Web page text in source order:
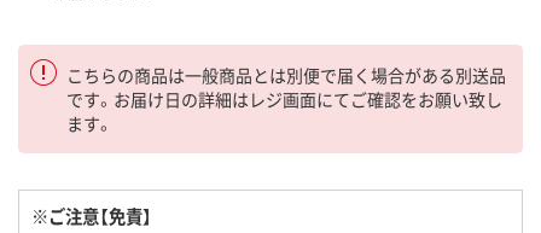
こちらの商品は一般商品とは別便で届く場合がある別送品
です。お届け日の詳細はレジ画面にてご確認をお願い致し
ます。
※ご注意【免責】